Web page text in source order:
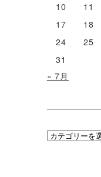
10
11
17
18
24
25
31
« 7月
カ